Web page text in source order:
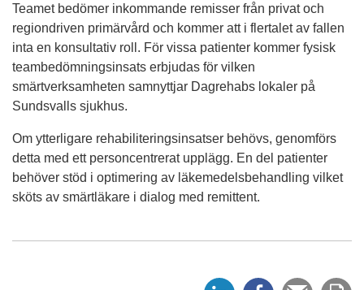
Teamet bedömer inkommande remisser från privat och
regiondriven primärvård och kommer att i flertalet av fallen
inta en konsultativ roll. För vissa patienter kommer fysisk
teambedömningsinsats erbjudas för vilken
smärtverksamheten samnyttjar Dagrehabs lokaler på
Sundsvalls sjukhus.
Om ytterligare rehabiliteringsinsatser behövs, genomförs
detta med ett personcentrerat upplägg. En del patienter
behöver stöd i optimering av läkemedelsbehandling vilket
sköts av smärtläkare i dialog med remittent.
Tipsa